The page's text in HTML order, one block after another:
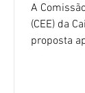
A
(CEE) da
proposta